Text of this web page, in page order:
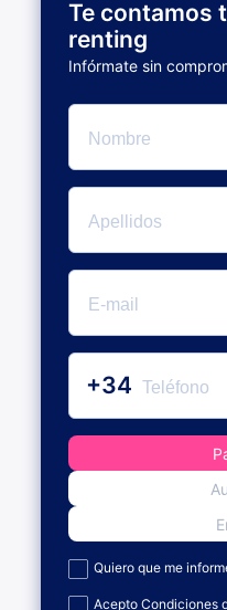
Te contamos
renting
Infórmate sin
+34
Quiero que me
Acepto Condiciones